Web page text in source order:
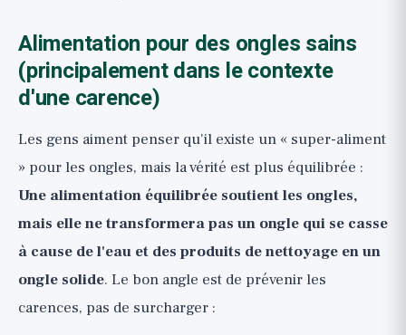
Alimentation pour des ongles sains
(principalement dans le contexte
d'une carence)
Les gens aiment penser qu'il existe un « super-aliment
» pour les ongles, mais la vérité est plus équilibrée :
Une alimentation équilibrée soutient les ongles,
mais elle ne transformera pas un ongle qui se casse
à cause de l'eau et des produits de nettoyage en un
ongle solide. Le bon angle est de prévenir les
carences, pas de surcharger :